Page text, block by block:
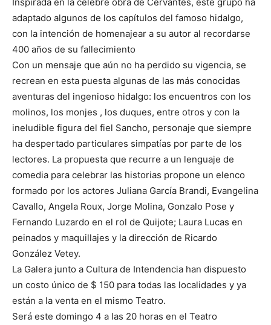
adaptado algunos de los capítulos del famoso hidalgo,
con la intención de homenajear a su autor al recordarse
400 años de su fallecimiento
Con un mensaje que aún no ha perdido su vigencia, se
recrean en esta puesta algunas de las más conocidas
aventuras del ingenioso hidalgo: los encuentros con los
molinos, los monjes , los duques, entre otros y con la
ineludible figura del fiel Sancho, personaje que siempre
ha despertado particulares simpatías por parte de los
lectores. La propuesta que recurre a un lenguaje de
comedia para celebrar las historias propone un elenco
formado por los actores Juliana García Brandi, Evangelina
Cavallo, Angela Roux, Jorge Molina, Gonzalo Pose y
Fernando Luzardo en el rol de Quijote; Laura Lucas en
peinados y maquillajes y la dirección de Ricardo
González Vetey.
La Galera junto a Cultura de Intendencia han dispuesto
un costo único de $ 150 para todas las localidades y ya
están a la venta en el mismo Teatro.
Será este domingo 4 a las 20 horas en el Teatro